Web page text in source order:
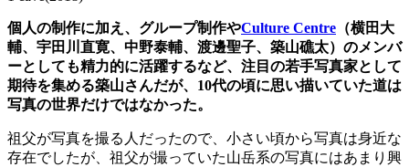
個人の制作に加え、グループ制作やCulture Centre （横田大
輔、宇田川直寛、中野泰輔、渡邊聖子、築山礁太）のメンバ
ーとしても精力的に活躍するなど、注目の若手写真家として
期待を集める築山さんだが、 10代の頃に思い描いていた道は
写真の世界だけではなかった。
祖父が写真を撮る人だったので、小さい頃から写真は身近な
存在でしたが、祖父が撮っていた山岳系の写真にはあまり興